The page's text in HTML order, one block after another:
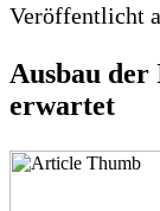
Veröffentlicht
Ausbau der
erwartet